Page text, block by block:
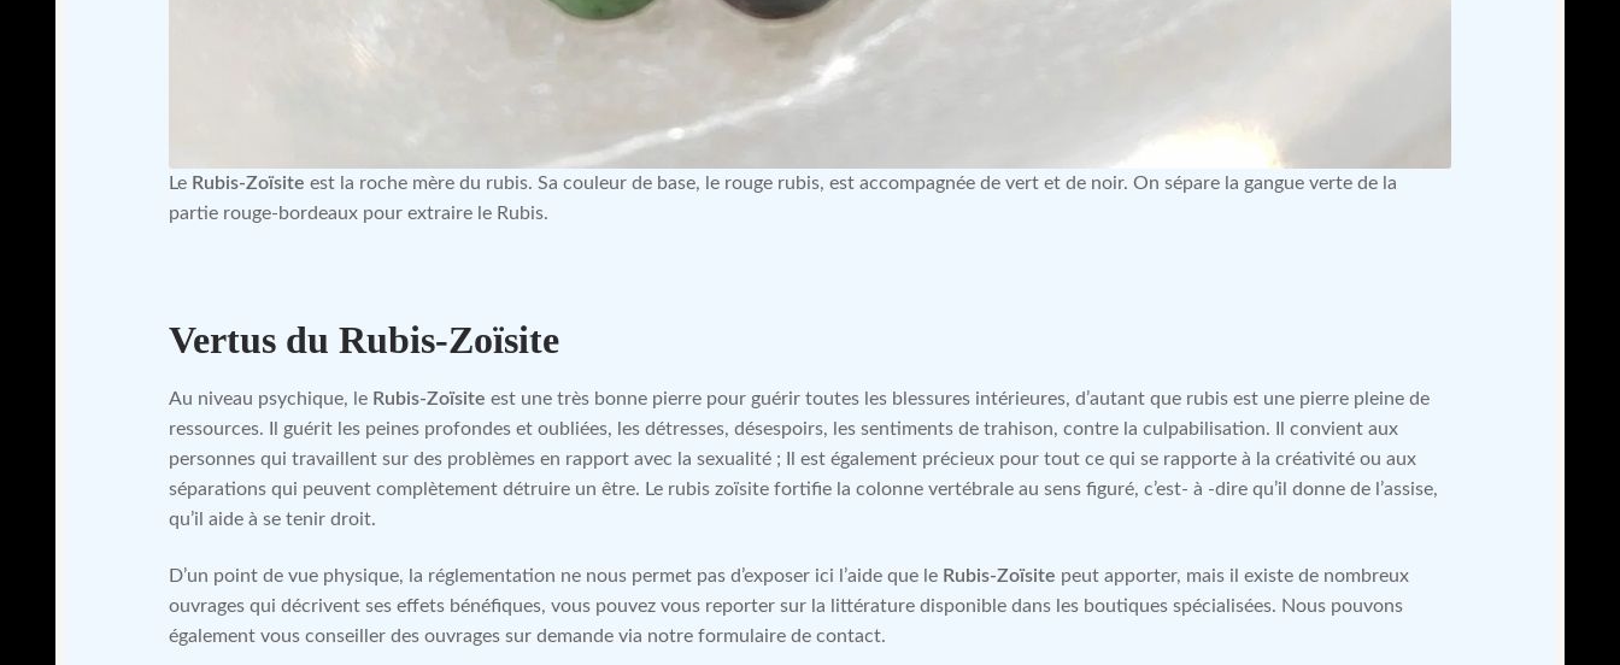
Le Rubis-Zoïsite est la roche mère du rubis. Sa couleur de base, le rouge rubis, est accompagnée de vert et de noir. On sépare la gangue verte de la
partie rouge-bordeaux pour extraire le Rubis.
Vertus du Rubis-Zoïsite
Au niveau psychique, le Rubis-Zoïsite est une très bonne pierre pour guérir toutes les blessures intérieures, d’autant que rubis est une pierre pleine de
ressources. Il guérit les peines profondes et oubliées, les détresses, désespoirs, les sentiments de trahison, contre la culpabilisation. Il convient aux
personnes qui travaillent sur des problèmes en rapport avec la sexualité ; Il est également précieux pour tout ce qui se rapporte à la créativité ou aux
séparations qui peuvent complètement détruire un être. Le rubis zoïsite fortifie la colonne vertébrale au sens figuré, c’est- à -dire qu’il donne de l’assise,
qu’il aide à se tenir droit.
D’un point de vue physique, la réglementation ne nous permet pas d’exposer ici l’aide que le Rubis-Zoïsite peut apporter, mais il existe de nombreux
ouvrages qui décrivent ses effets bénéfiques, vous pouvez vous reporter sur la littérature disponible dans les boutiques spécialisées. Nous pouvons
également vous conseiller des ouvrages sur demande via notre formulaire de contact.